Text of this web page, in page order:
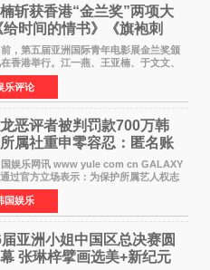
斩获香港“金兰奖”两项大
给时间的情书》《旗袍刺
双双获肯定
第五届亚洲国际青年电影展金兰奖颁
香港举行。江一燕、王亚楠、于文文、
知名演员出席活动。著名演员、导演王
借音乐故事片《给时间的情书》和院线电
刺客》
乐评论
恶评者被判罚款700万韩
属社重申零容忍：匿名账
难逃刑责
乐网讯 www yule com cn GALAXY
过官方立场表示：为保护所属艺人权志
和权益，将持续对网络上发生的名誉损
布虚假事实、侮辱、恶意诽谤等行为采取
对措施。
国娱乐
亚洲小姐中国区总决赛圆
张琳梓擘画选美+新纪元